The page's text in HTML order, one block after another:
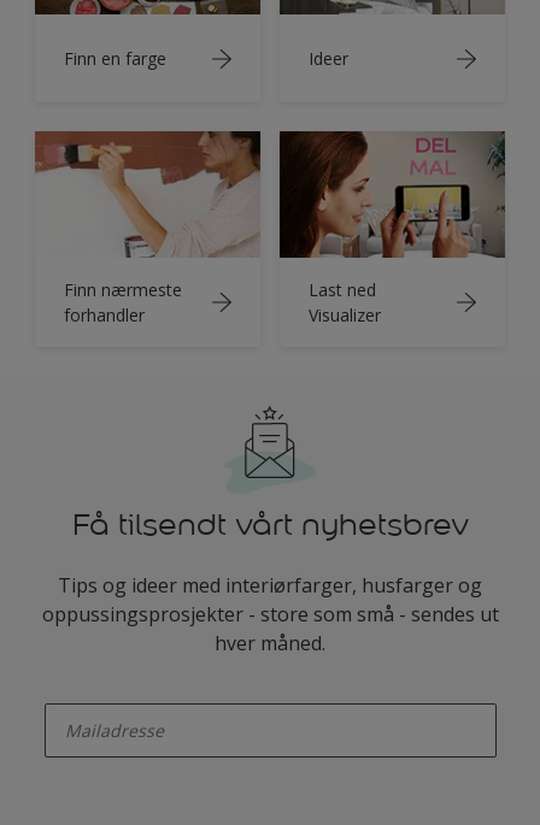
Finn en farge Ideer
Finn nærmeste
forhandler
Last ned
Visualizer
Få tilsendt vårt nyhetsbrev
Tips og ideer med interiørfarger, husfarger og
oppussingsprosjekter - store som små - sendes ut
hver måned.